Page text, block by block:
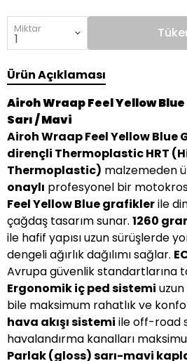
Miktar
Ürün Açıklaması
Airoh Wraap Feel Yellow
Sarı / Mavi
Airoh Wraap Feel Yellow Blue
dirençli Thermoplastic HRT
Thermoplastic) malzemeden
onaylı profesyonel bir motokros
Feel Yellow Blue grafiklerile
çağdaş tasarım sunar. 1260
ile hafif yapısı uzun sürüşlerde
dengeli ağırlık dağılımı sağlar.
Avrupa güvenlik standartlarına
Ergonomik iç ped sistemi
bile maksimum rahatlık ve
hava akışı sistemi ile off-road
havalandırma kanalları
Parlak (gloss) sarı-mavi